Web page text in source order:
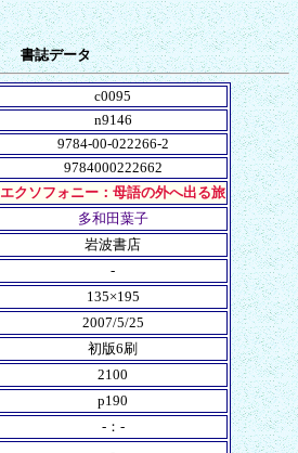
書誌データ
c0095
n9146
9784-00-022266-2
9784000222662
エクソフォニー：母語の外へ出る旅
多和田葉子
岩波書店
-
135×195
2007/5/25
初版6刷
2100
p190
-：-